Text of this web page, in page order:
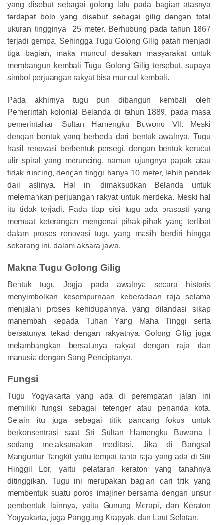
yang disebut sebagai golong lalu pada bagian atasnya
terdapat bolo yang disebut sebagai gilig dengan total
ukuran tingginya 25 meter. Berhubung pada tahun 1867
terjadi gempa. Sehingga Tugu Golong Gilig patah menjadi
tiga bagian, maka muncul desakan masyarakat untuk
membangun kembali Tugu Golong Gilig tersebut, supaya
simbol perjuangan rakyat bisa muncul kembali.
Pada akhirnya tugu pun dibangun kembali oleh
Pemerintah kolonial Belanda di tahun 1889, pada masa
pemerintahan Sultan Hamengku Buwono VII. Meski
dengan bentuk yang berbeda dari bentuk awalnya. Tugu
hasil renovasi berbentuk persegi, dengan bentuk kerucut
ulir spiral yang meruncing, namun ujungnya papak atau
tidak runcing, dengan tinggi hanya 10 meter, lebih pendek
dari aslinya. Hal ini dimaksudkan Belanda untuk
melemahkan perjuangan rakyat untuk merdeka. Meski hal
itu tidak terjadi. Pada tiap sisi tugu ada prasasti yang
memuat keterangan mengenai pihak-pihak yang terlibat
dalam proses renovasi tugu yang masih berdiri hingga
sekarang ini, dalam aksara jawa.
Makna Tugu Golong Gilig
Bentuk tugu Jogja pada awalnya secara historis
menyimbolkan kesempurnaan keberadaan raja selama
menjalani proses kehidupannya. yang dilandasi sikap
manembah kepada Tuhan Yang Maha Tinggi serta
bersatunya tekad dengan rakyatnya. Golong Gilig juga
melambangkan bersatunya rakyat dengan raja dan
manusia dengan Sang Penciptanya.
Fungsi
Tugu Yogyakarta yang ada di perempatan jalan ini
memiliki fungsi sebagai tetenger atau penanda kota.
Selain itu juga sebagai titik pandang fokus untuk
berkonsentrasi saat Sri Sultan Hamengku Buwana I
sedang melaksanakan meditasi. Jika di Bangsal
Manguntur Tangkil yaitu tempat tahta raja yang ada di Siti
Hinggil Lor, yaitu pelataran keraton yang tanahnya
ditinggikan. Tugu ini merupakan bagian dari titik yang
membentuk suatu poros imajiner bersama dengan unsur
pembentuk lainnya, yaitu Gunung Merapi, dan Keraton
Yogyakarta, juga Panggung Krapyak, dan Laut Selatan.